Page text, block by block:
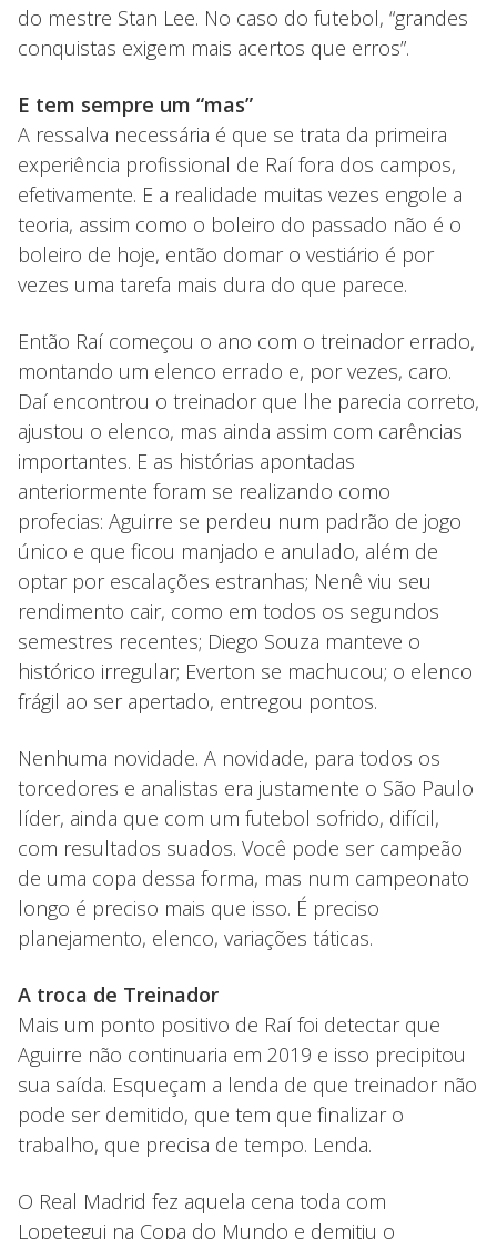
do mestre Stan Lee. No caso do futebol, “grandes
conquistas exigem mais acertos que erros”.
E tem sempre um “mas”
A ressalva necessária é que se trata da primeira
experiência profissional de Raí fora dos campos,
efetivamente. E a realidade muitas vezes engole a
teoria, assim como o boleiro do passado não é o
boleiro de hoje, então domar o vestiário é por
vezes uma tarefa mais dura do que parece.
Então Raí começou o ano com o treinador errado,
montando um elenco errado e, por vezes, caro.
Daí encontrou o treinador que lhe parecia correto,
ajustou o elenco, mas ainda assim com carências
importantes. E as histórias apontadas
anteriormente foram se realizando como
profecias: Aguirre se perdeu num padrão de jogo
único e que ficou manjado e anulado, além de
optar por escalações estranhas; Nenê viu seu
rendimento cair, como em todos os segundos
semestres recentes; Diego Souza manteve o
histórico irregular; Everton se machucou; o elenco
frágil ao ser apertado, entregou pontos.
Nenhuma novidade. A novidade, para todos os
torcedores e analistas era justamente o São Paulo
líder, ainda que com um futebol sofrido, difícil,
com resultados suados. Você pode ser campeão
de uma copa dessa forma, mas num campeonato
longo é preciso mais que isso. É preciso
planejamento, elenco, variações táticas.
A troca de Treinador
Mais um ponto positivo de Raí foi detectar que
Aguirre não continuaria em 2019 e isso precipitou
sua saída. Esqueçam a lenda de que treinador não
pode ser demitido, que tem que finalizar o
trabalho, que precisa de tempo. Lenda.
O Real Madrid fez aquela cena toda com
Lopetegui na Copa do Mundo e demitiu o